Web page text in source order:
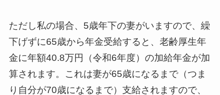
ただし私の場合、5歳年下の妻がいますので、繰
下げずに65歳から年金受給すると、老齢厚生年
金に年額40.8万円（令和6年度）の加給年金が加
算されます。これは妻が65歳になるまで（つま
り自分が70歳になるまで）支給されますので、